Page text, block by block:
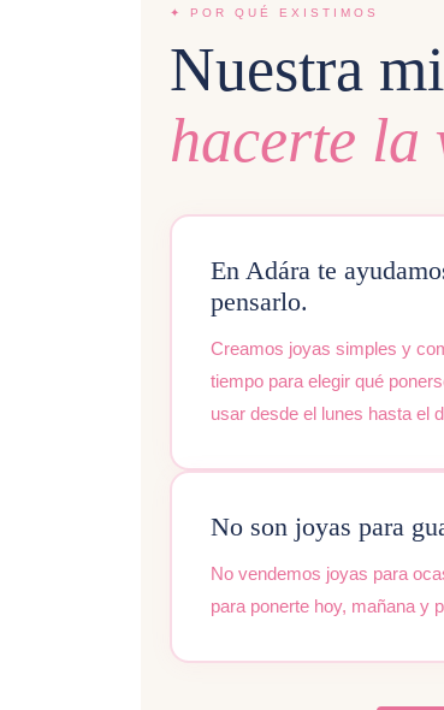
✦ POR QUÉ EXISTIMOS
Nuestra
hacerte la
En Adára te
pensarlo.
Creamos joyas simples y
tiempo para elegir qué
usar desde el lunes hasta el
No son joyas para
No vendemos joyas para
para ponerte hoy, mañana y